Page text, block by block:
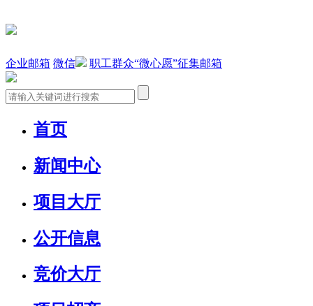
企业邮箱 微信 职工群众“微心愿”征集邮箱
首页
新闻中心
项目大厅
公开信息
竞价大厅